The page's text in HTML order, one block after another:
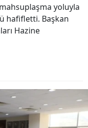
yoluyla
hafifletti. Başkan
Hazine